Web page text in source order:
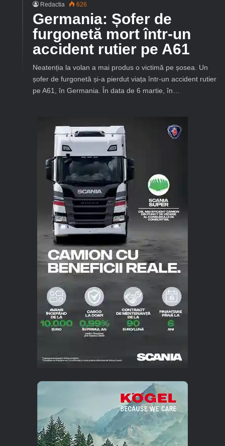
Redactia 626
Germania: Șofer de
furgonetă mort într-un
accident rutier pe A61
Neatenția la volan a mai produs o victimă pe șosea. Un
șofer de furgonetă și-a pierdut viața într-un accident rutier
pe A61, în Germania. În data de 6 martie, în…